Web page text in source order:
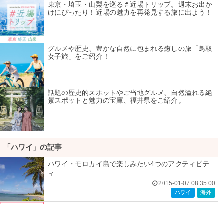
東京・埼玉・山梨を巡る＃近場トリップ。週末お出か
けにぴったり！近場の魅力を再発見する旅に出よう！
グルメや歴史、豊かな自然に包まれる癒しの旅「鳥取
女子旅」をご紹介！
話題の歴史的スポットやご当地グルメ、自然溢れる絶
景スポットと魅力の宝庫、福井県をご紹介。
「ハワイ」の記事
ハワイ・モロカイ島で楽しみたい4つのアクティビテ
ィ
2015-01-07 08:35:00
ハワイ 海外